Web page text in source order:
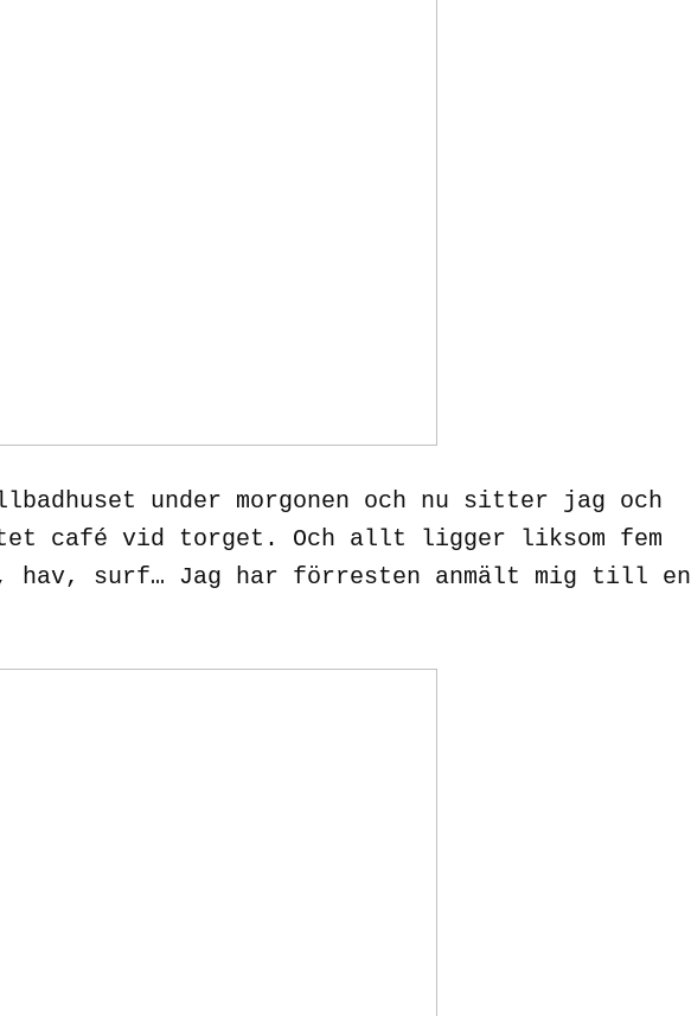
under morgonen och nu sitter jag och
café vid torget. Och allt ligger liksom fem
hav, surf… Jag har förresten anmält mig till en